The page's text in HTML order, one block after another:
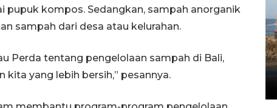
pupuk kompos. Sedangkan, sampah anorganik
sampah dari desa atau kelurahan.
Perda tentang pengelolaan sampah di Bali,
yang lebih bersih,” pesannya.
Bali tanam ribuan bibit
mangrove
26 Juli 2026 21:18